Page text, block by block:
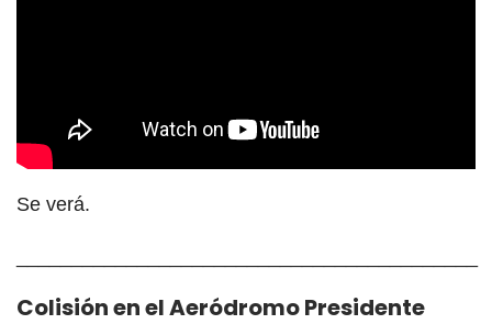
Se verá.
Colisión en el Aeródromo Presidente